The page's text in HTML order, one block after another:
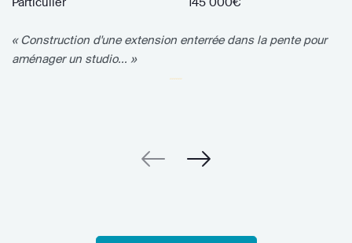
« Construction d'une extension enterrée dans la pente pour
aménager un studio... »